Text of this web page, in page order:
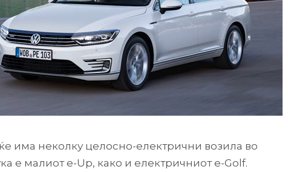
има неколку целосно-електрични возила во
е малиот e-Up, како и електричниот e-Golf.